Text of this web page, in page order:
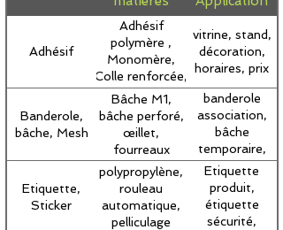
Adhésif
Adhésif
polymère ,
Monomère,
Colle renforcée,
Repositionnable,
lettre découpée,
microperforé
vitrine, stand,
décoration,
horaires, prix
Banderole,
bâche, Mesh
Bâche M1,
bâche perforé,
œillet,
fourreaux
banderole
association,
bâche
temporaire,
bâche de
chantier,
banderole
échafaudage
Etiquette,
Sticker
polypropylène,
rouleau
automatique,
pelliculage
Etiquette
produit,
étiquette
sécurité,